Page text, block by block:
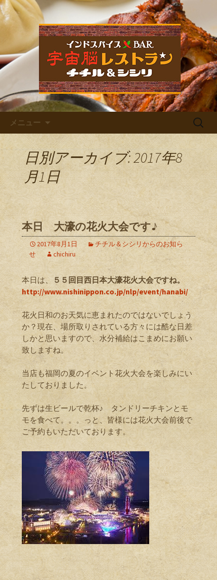
宇宙脳レストラン チチル＆
シシリからのお知らせ
福岡市中央区六本松のカレー屋・ネパ
ールバル「宇宙脳レストラン チチル
＆シシリ」。普段のお食事、家族での
ご飯、お仕事帰りの晩酌、デート、女
子会など様々なシーンでご利用くださ
い。イベントも多数開催しています。
メニュー
検
日別アーカイブ: 2017年8
月1日
本日 大濠の花火大会です♪
2017年8月1日
チチル＆シシリからのお知ら
せ
chichiru
本日は、 ５５回目西日本大濠花火大会ですね。
http://www.nishinippon.co.jp/nlp/event/hanabi/
花火日和のお天気に恵まれたのではないでしょう
か？現在、場所取りされている方々には酷な日差
しかと思いますので、水分補給はこまめにお願い
致しますね。
当店も福岡の夏のイベント花火大会を楽しみにい
たしておりました。
先ずは生ビールで乾杯♪ タンドリーチキンとモ
モを食べて。。。っと、皆様には花火大会前後で
ご予約もいただいております。